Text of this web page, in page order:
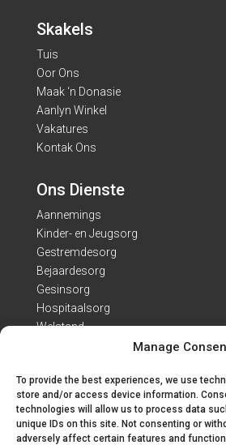
Manage
To provide the best experiences, we use
store and/or access device information.
technologies will allow us to process data
unique IDs on this site. Not consenting or
adversely affect certain features and
Skakels
Tuis
Oor Ons
Maak ‘n Donasie
Aanlyn Winkel
Vakatures
Kontak Ons
Ons Dienste
Aannemings
Kinder- en Jeugsorg
Gestremdesorg
Bejaardesorg
Gesinsorg
Hospitaalsorg
Welstand
Adres: Van Heerdenweg 22
Tel: 051 407 7223
E-pos:info@engo.co.za